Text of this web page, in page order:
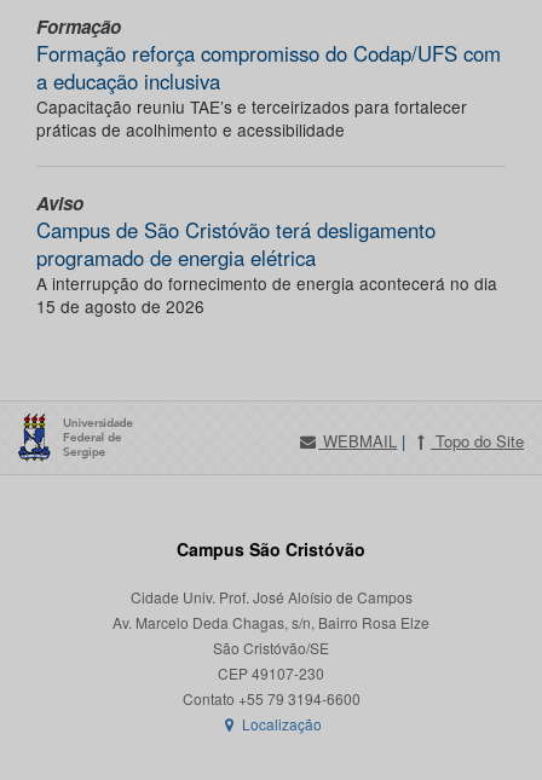
Formação
Formação reforça compromisso do Codap/UFS com
a educação inclusiva
Capacitação reuniu TAE’s e terceirizados para fortalecer
práticas de acolhimento e acessibilidade
Aviso
Campus de São Cristóvão terá desligamento
programado de energia elétrica
A interrupção do fornecimento de energia acontecerá no dia
15 de agosto de 2026
WEBMAIL | Topo do Site
Campus São Cristóvão
Cidade Univ. Prof. José Aloísio de Campos
Av. Marcelo Deda Chagas, s/n, Bairro Rosa Elze
São Cristóvão/SE
CEP 49107-230
Localização